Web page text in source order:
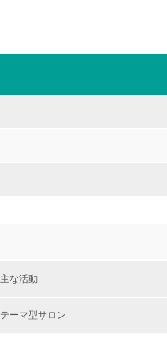
主な活動
テーマ型サロン